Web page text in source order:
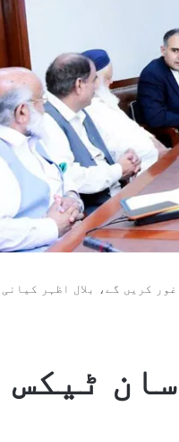
کریں گے، بلال اظہر کیانی
ٹیکس